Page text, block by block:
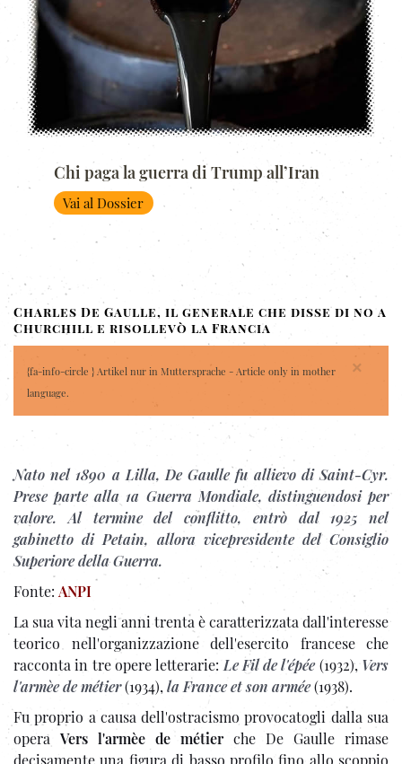
Chi paga la guerra di Trump all’Iran
Vai al Dossier
Charles De Gaulle, il generale che disse di no a
Churchill e risollevò la Francia
×
{fa-info-circle } Artikel nur in Muttersprache - Article only in mother
language.
Nato nel 1890 a Lilla, De Gaulle fu allievo di Saint-Cyr.
Prese parte alla 1a Guerra Mondiale, distinguendosi per
valore. Al termine del conflitto, entrò dal 1925 nel
gabinetto di Petain, allora vicepresidente del Consiglio
Superiore della Guerra.
Fonte: ANPI
La sua vita negli anni trenta è caratterizzata dall'interesse
teorico nell'organizzazione dell'esercito francese che
racconta in tre opere letterarie: Le Fil de l'épée(1932), Vers
l'armèe de métier(1934), la France et son armée(1938).
Fu proprio a causa dell'ostracismo provocatogli dalla sua
opera Vers l'armèe de métierche De Gaulle rimase
decisamente una figura di basso profilo fino allo scoppio